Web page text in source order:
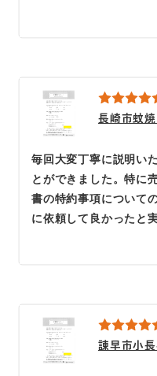
長崎市蚊
毎回大変丁寧に説明い
とができました。特に
書の特約事項について
に依頼して良かったと
諫早市小